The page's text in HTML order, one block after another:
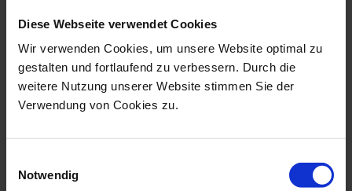
Diese Webseite verwendet Cookies
Wir verwenden Cookies, um unsere Website optimal zu
gestalten und fortlaufend zu verbessern. Durch die
weitere Nutzung unserer Website stimmen Sie der
Verwendung von Cookies zu.
Notwendig
Dr. Christian Leonhardt